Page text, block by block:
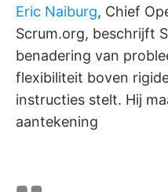
Eric Naiburg, Chief
Scrum.org, beschrijft
benadering van
flexibiliteit boven
instructies stelt. Hij
aantekening